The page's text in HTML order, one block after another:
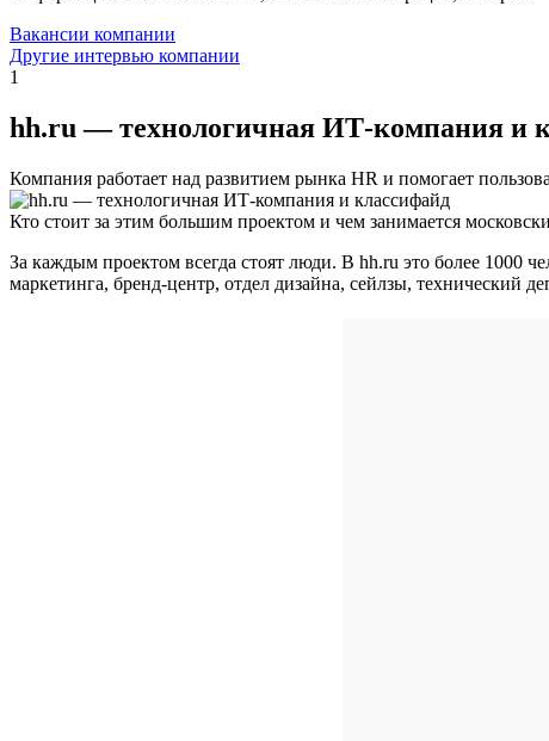
Вакансии компании
Другие интервью компании
1
hh.ru — технологичная ИТ-компания и
Компания работает над развитием рынка HR и помогает
Кто стоит за этим большим проектом и чем занимается
За каждым проектом всегда стоят люди. В hh.ru это более 1000
маркетинга, бренд-центр, отдел дизайна, сейлзы, технический